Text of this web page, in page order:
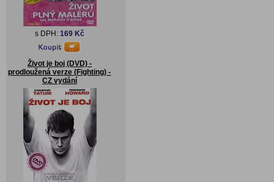
s DPH: 169 Kč
Život je boj (DVD) -
prodloužená verze (Fighting) -
CZ vydání